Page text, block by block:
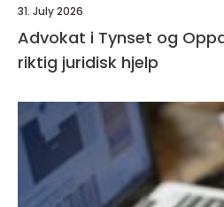
31. July 2026
Advokat i Tynset og
riktig juridisk hjelp